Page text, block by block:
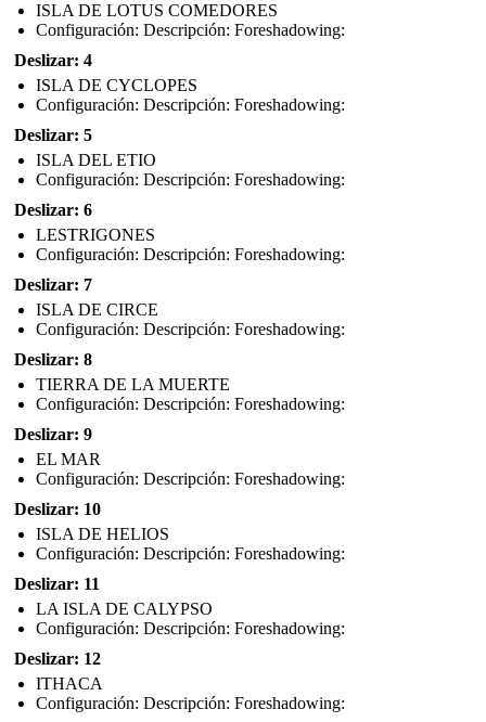
ISLA DE LOTUS COMEDORES
Configuración: Descripción: Foreshadowing:
Deslizar: 4
ISLA DE CYCLOPES
Configuración: Descripción: Foreshadowing:
Deslizar: 5
ISLA DEL ETIO
Configuración: Descripción: Foreshadowing:
Deslizar: 6
LESTRIGONES
Configuración: Descripción: Foreshadowing:
Deslizar: 7
ISLA DE CIRCE
Configuración: Descripción: Foreshadowing:
Deslizar: 8
TIERRA DE LA MUERTE
Configuración: Descripción: Foreshadowing:
Deslizar: 9
EL MAR
Configuración: Descripción: Foreshadowing:
Deslizar: 10
ISLA DE HELIOS
Configuración: Descripción: Foreshadowing:
Deslizar: 11
LA ISLA DE CALYPSO
Configuración: Descripción: Foreshadowing:
Deslizar: 12
ITHACA
Configuración: Descripción: Foreshadowing: